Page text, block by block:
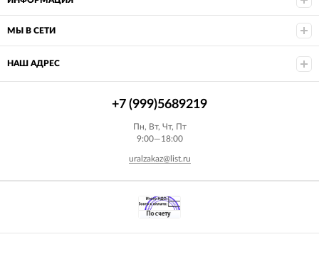
МЫ В СЕТИ
НАШ АДРЕС
+7 (999)5689219
Пн, Вт, Чт, Пт
9:00—18:00
uralzakaz@list.ru